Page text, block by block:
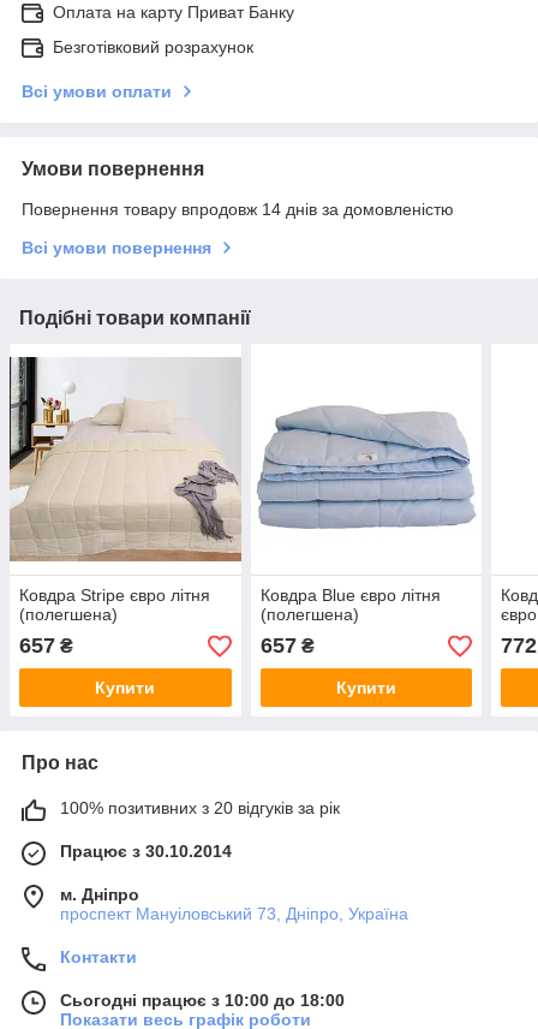
Оплата на карту Приват Банку
Безготівковий розрахунок
Всі умови оплати
Умови повернення
Повернення товару впродовж 14 днів за домовленістю
Всі умови повернення
Подібні товари компанії
Ковдра Stripe євро літня
(полегшена)
657 ₴
Купити
Ковдра Blue євро літня
(полегшена)
657₴
Купити
772
Про нас
100% позитивних з 20 відгуків за рік
Працює з 30.10.2014
м. Дніпро
проспект Мануіловський 73, Дніпро, Україна
Контакти
Сьогодні працює з 10:00 до 18:00
Показати весь графік роботи